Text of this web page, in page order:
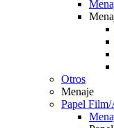
Otros
Menaje
Papel